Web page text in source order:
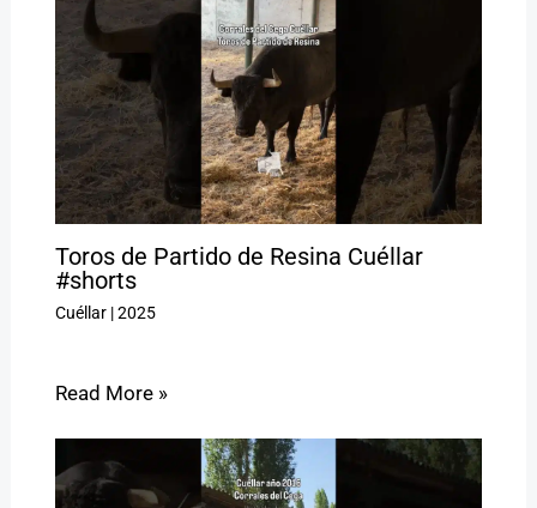
Toros de Partido de Resina Cuéllar
#shorts
Cuéllar|2025
Read More »